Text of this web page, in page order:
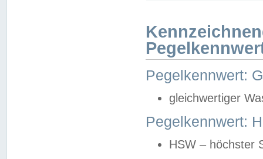
Pegelkennwert:
gleichwertiger
Pegelkennwert:
HSW – höchster